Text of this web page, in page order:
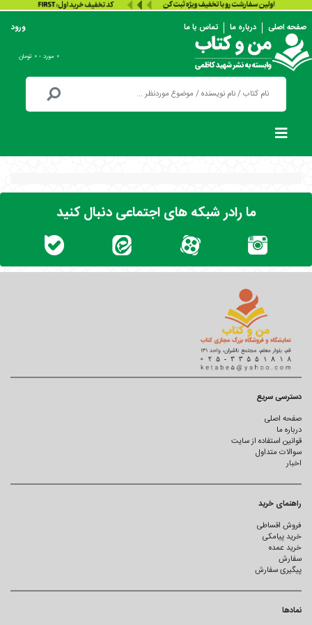
صفحه اصلی درباره ما تماس با ما ورود
۰ مورد - ۰ تومان
ما رادر شبکه های اجتماعی دنبال کنید
دسترسی سریع
صفحه اصلی
درباره ما
قوانین استفاده از سایت
سوالات متداول
اخبار
راهنمای خرید
فروش اقساطی
خرید پیامکی
خرید عمده
سفارش
پیگیری سفارش
نمادها